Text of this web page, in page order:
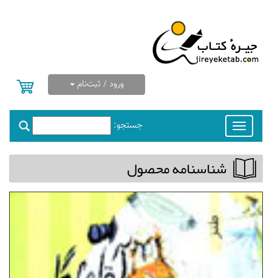
ورود / ثبت‌نام
جستجو:
Toggle
navigation
شناسنامه محصول